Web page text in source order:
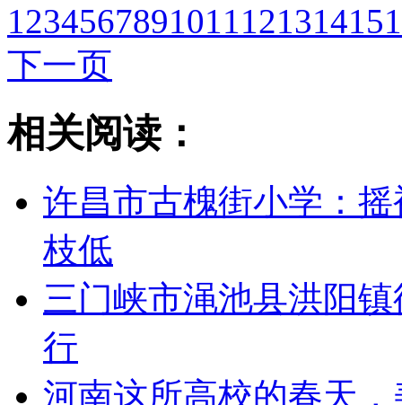
123456789101112131415
下一页
相关阅读：
许昌市古槐街小学：
枝低
三门峡市渑池县洪阳
行
河南这所高校的春天